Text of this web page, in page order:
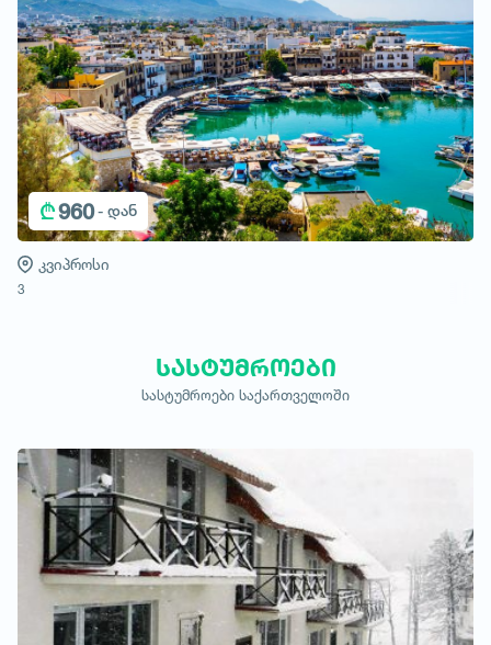
₾ 960- დან
კვიპროსი
3
სასტუმროები
სასტუმროები საქართველოში